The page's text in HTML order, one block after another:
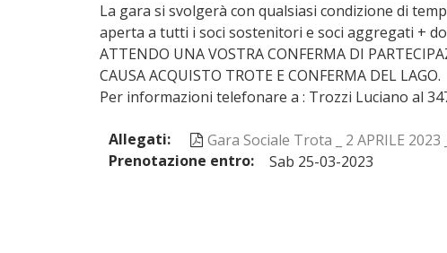
La gara si svolgerà con qualsiasi condizione di
aperta a tutti i soci sostenitori e soci aggregati +
ATTENDO UNA VOSTRA CONFERMA DI
CAUSA ACQUISTO TROTE E CONFERMA DEL LAGO.
Per informazioni telefonare a : Trozzi Luciano al
Allegati
Gara Sociale Trota _ 2 APRILE 2023
Prenotazione entro
Sab 25-03-2023